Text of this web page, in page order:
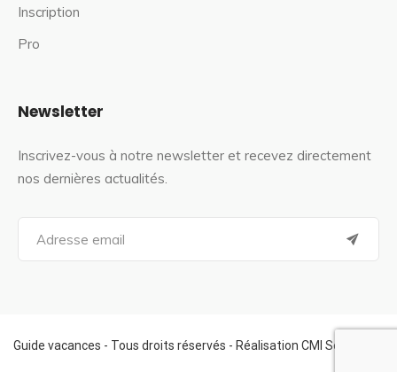
Inscription
Pro
Newsletter
Inscrivez-vous à notre newsletter et recevez directement
nos dernières actualités.
a
f
o
Guide vacances - Tous droits réservés - Réalisation CMI Services